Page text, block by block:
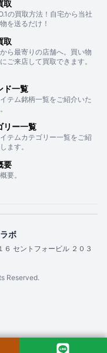
取
の買取方法！自宅から当社
を送るだけ！
取
ら最寄りの店舗へ。買い物
ご来店して買取できます。
ド一覧
テム銘柄一覧をご紹介いた
リー一覧
テムカテゴリー一覧をご紹
ます。
要
要。
ボ
セントフォービル ２０３
Reserved.